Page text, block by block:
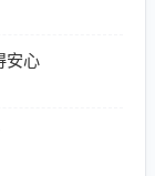
安心